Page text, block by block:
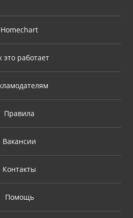
Homechart
это работает
Правила
Вакансии
Контакты
Помощь